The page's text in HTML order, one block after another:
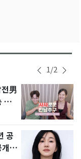
1/2
男
화
공